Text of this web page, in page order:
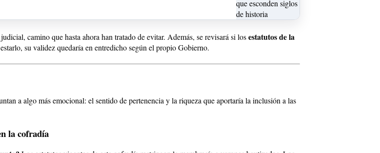
camino que hasta ahora han tratado de evitar. Además, se revisará si losestatutos de la
su validez quedaría en entredicho según el propio Gobierno.
a algo más emocional: el sentido de pertenencia y la riqueza que aportaría la inclusión a las
la cofradía